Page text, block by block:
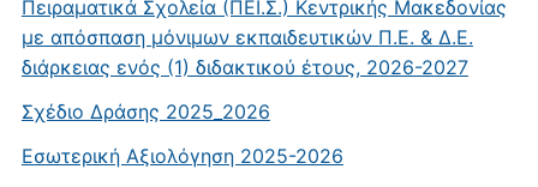
Πειραματικά Σχολεία (ΠΕΙ.Σ.) Κεντρικής Μακεδονίας
με απόσπαση μόνιμων εκπαιδευτικών Π.Ε. & Δ.Ε.
διάρκειας ενός (1) διδακτικού έτους, 2026-2027
Σχέδιο Δράσης 2025_2026
Εσωτερική Αξιολόγηση 2025-2026